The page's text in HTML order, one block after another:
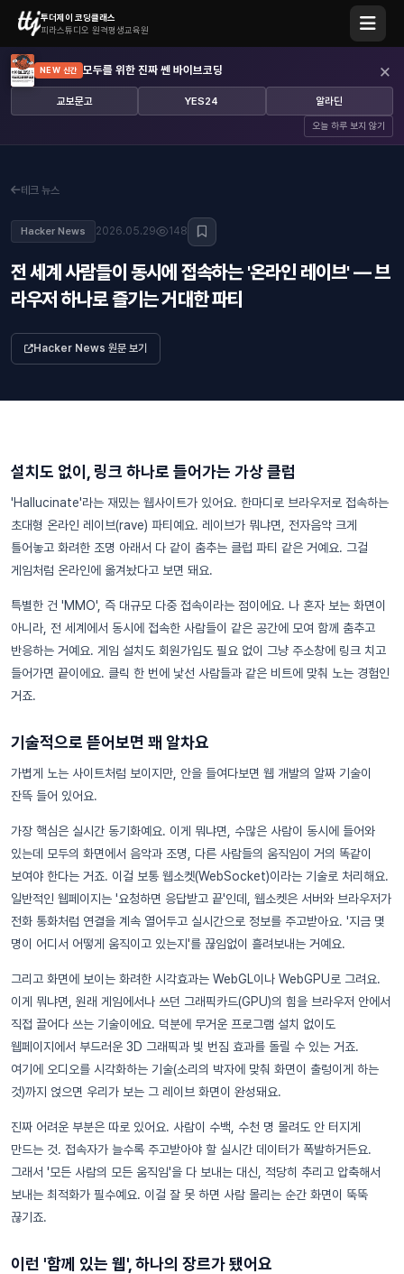
투더제이 코딩클래스
피라스튜디오 원격평생교육원
NEW 신간 모두를 위한 진짜 쎈 바이브코딩
교보문고 YES24 알라딘
오늘 하루 보지 않기
×
테크 뉴스
Hacker News 2026.05.29 148
전 세계 사람들이 동시에 접속하는 '온라인 레이브' — 브
라우저 하나로 즐기는 거대한 파티
Hacker News 원문 보기
설치도 없이, 링크 하나로 들어가는 가상 클럽
'Hallucinate'라는 재밌는 웹사이트가 있어요. 한마디로 브라우저로 접속하는
초대형 온라인 레이브(rave) 파티예요. 레이브가 뭐냐면, 전자음악 크게
틀어놓고 화려한 조명 아래서 다 같이 춤추는 클럽 파티 같은 거예요. 그걸
게임처럼 온라인에 옮겨놨다고 보면 돼요.
특별한 건 'MMO', 즉 대규모 다중 접속이라는 점이에요. 나 혼자 보는 화면이
아니라, 전 세계에서 동시에 접속한 사람들이 같은 공간에 모여 함께 춤추고
반응하는 거예요. 게임 설치도 회원가입도 필요 없이 그냥 주소창에 링크 치고
들어가면 끝이에요. 클릭 한 번에 낯선 사람들과 같은 비트에 맞춰 노는 경험인
거죠.
기술적으로 뜯어보면 꽤 알차요
가볍게 노는 사이트처럼 보이지만, 안을 들여다보면 웹 개발의 알짜 기술이
잔뜩 들어 있어요.
가장 핵심은 실시간 동기화예요. 이게 뭐냐면, 수많은 사람이 동시에 들어와
있는데 모두의 화면에서 음악과 조명, 다른 사람들의 움직임이 거의 똑같이
보여야 한다는 거죠. 이걸 보통 웹소켓(WebSocket)이라는 기술로 처리해요.
일반적인 웹페이지는 '요청하면 응답받고 끝'인데, 웹소켓은 서버와 브라우저가
전화 통화처럼 연결을 계속 열어두고 실시간으로 정보를 주고받아요. '지금 몇
명이 어디서 어떻게 움직이고 있는지'를 끊임없이 흘려보내는 거예요.
그리고 화면에 보이는 화려한 시각효과는 WebGL이나 WebGPU로 그려요.
이게 뭐냐면, 원래 게임에서나 쓰던 그래픽카드(GPU)의 힘을 브라우저 안에서
직접 끌어다 쓰는 기술이에요. 덕분에 무거운 프로그램 설치 없이도
웹페이지에서 부드러운 3D 그래픽과 빛 번짐 효과를 돌릴 수 있는 거죠.
여기에 오디오를 시각화하는 기술(소리의 박자에 맞춰 화면이 출렁이게 하는
것)까지 얹으면 우리가 보는 그 레이브 화면이 완성돼요.
진짜 어려운 부분은 따로 있어요. 사람이 수백, 수천 명 몰려도 안 터지게
만드는 것. 접속자가 늘수록 주고받아야 할 실시간 데이터가 폭발하거든요.
그래서 '모든 사람의 모든 움직임'을 다 보내는 대신, 적당히 추리고 압축해서
보내는 최적화가 필수예요. 이걸 잘 못 하면 사람 몰리는 순간 화면이 뚝뚝
끊기죠.
이런 '함께 있는 웹', 하나의 장르가 됐어요